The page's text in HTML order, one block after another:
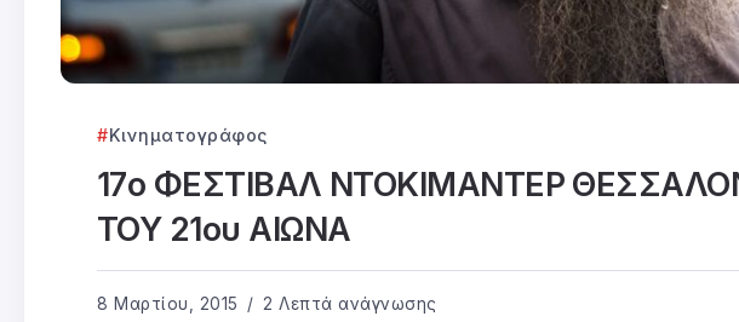
Κινηματογράφος
17ο ΦΕΣΤΙΒΑΛ ΝΤΟΚΙΜΑΝΤΕΡ
ΤΟΥ 21ου ΑΙΩΝΑ
8 Μαρτίου, 2015 2 Λεπτά ανάγνωσης